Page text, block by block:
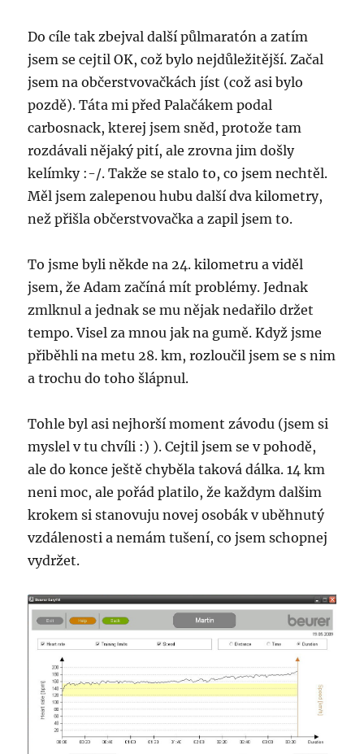
Do cíle tak zbejval další půlmaratón a zatím
jsem se cejtil OK, což bylo nejdůležitější. Začal
jsem na občerstvovačkách jíst (což asi bylo
pozdě). Táta mi před Palačákem podal
carbosnack, kterej jsem sněd, protože tam
rozdávali nějaký pití, ale zrovna jim došly
kelímky :-/. Takže se stalo to, co jsem nechtěl.
Měl jsem zalepenou hubu další dva kilometry,
než přišla občerstvovačka a zapil jsem to.
To jsme byli někde na 24. kilometru a viděl
jsem, že Adam začíná mít problémy. Jednak
zmlknul a jednak se mu nějak nedařilo držet
tempo. Visel za mnou jak na gumě. Když jsme
přiběhli na metu 28. km, rozloučil jsem se s nim
a trochu do toho šlápnul.
Tohle byl asi nejhorší moment závodu (jsem si
myslel v tu chvíli :) ). Cejtil jsem se v pohodě,
ale do konce ještě chyběla taková dálka. 14 km
neni moc, ale pořád platilo, že každym dalšim
krokem si stanovuju novej osobák v uběhnutý
vzdálenosti a nemám tušení, co jsem schopnej
vydržet.